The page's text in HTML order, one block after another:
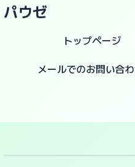
パウゼ
トップページ
メールでのお問い合